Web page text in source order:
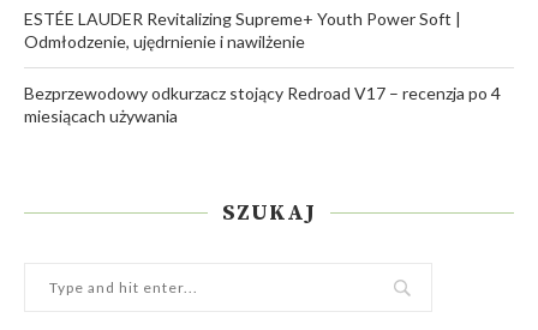
ESTÉE LAUDER Revitalizing Supreme+ Youth Power Soft |
Odmłodzenie, ujędrnienie i nawilżenie
Bezprzewodowy odkurzacz stojący Redroad V17 – recenzja po 4
miesiącach używania
SZUKAJ